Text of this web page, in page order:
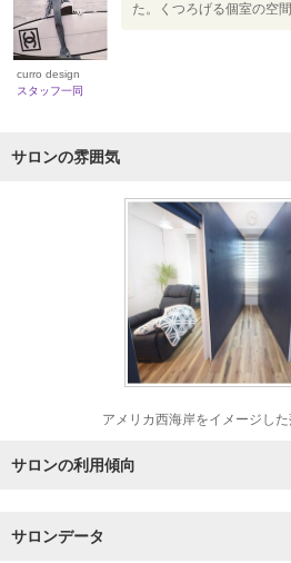
curro design
スタッフ一同
た。くつろげる個室の空
サロンの雰囲気
アメリカ西海岸をイメージし
サロンの利用傾向
サロンデータ